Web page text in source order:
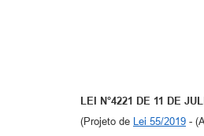
LEI N°4221 DE 11 DE
(Projeto de Lei 55/2019 -